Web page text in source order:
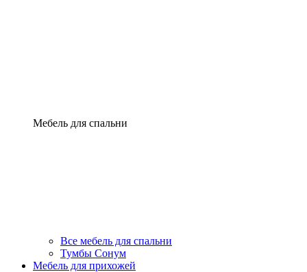
Мебель для спальни
Все мебель для спальни
Тумбы Сонум
Мебель для прихожей